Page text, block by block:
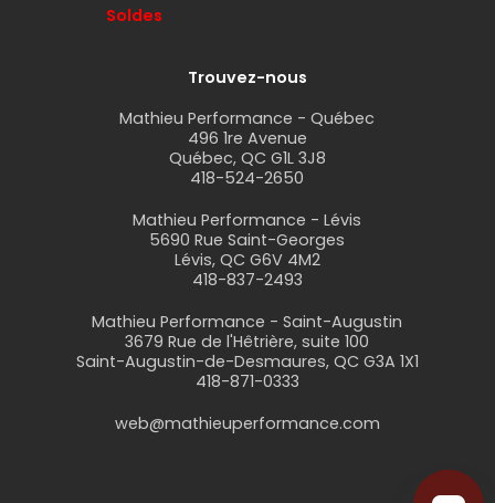
Soldes
Trouvez-nous
Mathieu Performance - Québec
496 1re Avenue
Québec, QC G1L 3J8
418-524-2650
Mathieu Performance - Lévis
5690 Rue Saint-Georges
Lévis, QC G6V 4M2
418-837-2493
Mathieu Performance - Saint-Augustin
3679 Rue de l'Hêtrière, suite 100
Saint-Augustin-de-Desmaures, QC G3A 1X1
418-871-0333
web@mathieuperformance.com